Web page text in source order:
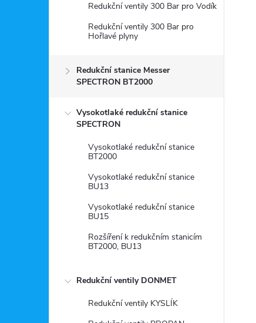
Redukční ventily 300 Bar pro Vodík
Redukční ventily 300 Bar pro
Hořlavé plyny
Redukční stanice Messer
SPECTRON BT2000
Vysokotlaké redukční stanice
SPECTRON
Vysokotlaké redukční stanice
BT2000
Vysokotlaké redukční stanice
BU13
Vysokotlaké redukční stanice
BU15
Rozšíření k redukčním stanicím
BT2000, BU13
Redukční ventily DONMET
Redukční ventily KYSLÍK